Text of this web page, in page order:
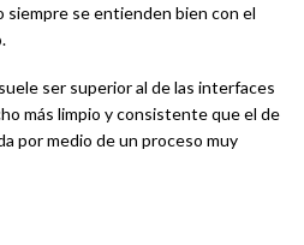
siempre se entienden bien con el
ser superior al de las interfaces
más limpio y consistente que el de
por medio de un proceso muy